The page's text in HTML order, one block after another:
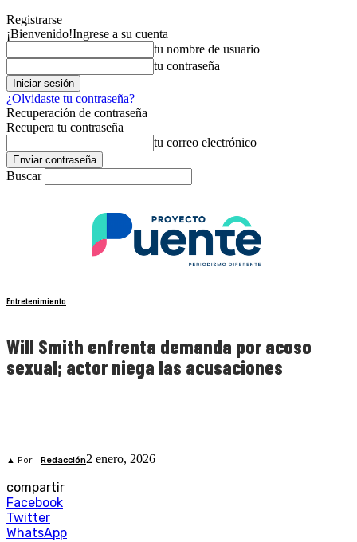
Registrarse
¡Bienvenido!Ingrese a su cuenta
tu nombre de usuario
tu contraseña
¿Olvidaste tu contraseña?
Recuperación de contraseña
Recupera tu contraseña
tu correo electrónico
Buscar
Entretenimiento
Will Smith enfrenta demanda por acoso
sexual; actor niega las acusaciones
▲ Por Redacción2 enero, 2026
compartir
Facebook
Twitter
WhatsApp